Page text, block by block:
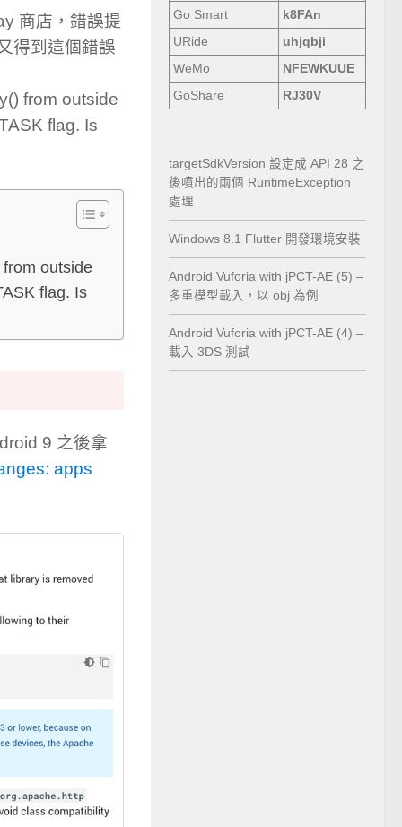
商店，錯誤提
得到這個錯誤
from outside
flag. Is
outside
flag. Is
9 之後拿
apps
Go Smart
k8FAn
URide
uhjqbji
WeMo
NFEWKUUE
GoShare
RJ30V
targetSdkVersion 設定成 API 28 之
後噴出的兩個 RuntimeException
處理
Windows 8.1 Flutter 開發環境安裝
Android Vuforia with jPCT-AE (5) –
多重模型載入，以 obj 為例
Android Vuforia with jPCT-AE (4) –
載入 3DS 測試